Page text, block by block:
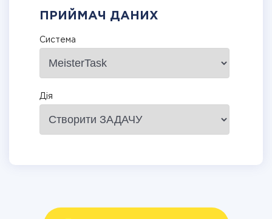
ПРИЙМАЧ ДАНИХ
Система
Дія